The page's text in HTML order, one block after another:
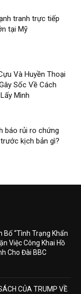
tranh trực tiếp
tại Mỹ
Và Huyền Thoại
Sốc Về Cách
Mình
báo rủi ro chứng
kịch bản gì?
Bố “Tình Trạng Khẩn
Việc Công Khai Hồ
Cho Đài BBC
CỦA TRUMP VỀ